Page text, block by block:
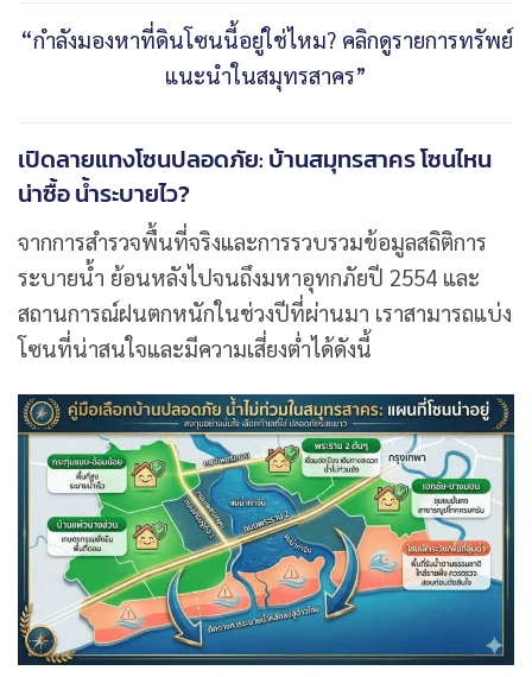
“กำลังมองหาที่ดินโซนนี้อยู่ใช่ไหม? คลิกดูรายการทรัพย์
แนะนำในสมุทรสาคร”
เปิดลายแทงโซนปลอดภัย: บ้านสมุทรสาคร โซนไหน
น่าซื้อ น้ำระบายไว?
จากการสำรวจพื้นที่จริงและการรวบรวมข้อมูลสถิติการ
ระบายน้ำ ย้อนหลังไปจนถึงมหาอุทกภัยปี 2554 และ
สถานการณ์ฝนตกหนักในช่วงปีที่ผ่านมา เราสามารถแบ่ง
โซนที่น่าสนใจและมีความเสี่ยงต่ำได้ดังนี้